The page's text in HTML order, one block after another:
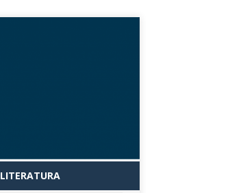
LITERATURA